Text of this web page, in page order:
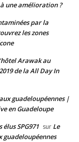
une amélioration ?
par la
les zones
Arawak au
de la All Day In
guadeloupéennes |
en Guadeloupe
SPG971 sur Le
guadeloupéennes